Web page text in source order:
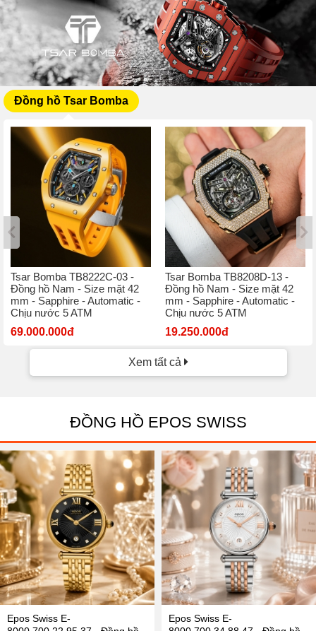
Đồng hồ Tsar Bomba
Tsar Bomba TB8222C-03 -
Đồng hồ Nam - Size mặt 42
mm - Sapphire - Automatic -
Chịu nước 5 ATM
69.000.000đ
Tsar Bomba TB8208D-13 -
Đồng hồ Nam - Size mặt 42
mm - Sapphire - Automatic -
Chịu nước 5 ATM
19.250.000đ
Xem tất cả
ĐỒNG HỒ EPOS SWISS
Epos Swiss E-
Epos Swiss E-